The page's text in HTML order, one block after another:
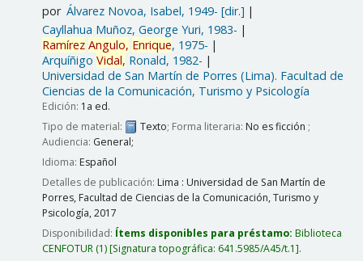
por Álvarez Novoa, Isabel, 1949- [dir.]
Cayllahua Muñoz, George Yuri, 1983-
Ramírez Angulo, Enrique, 1975-
Arquíñigo Vidal, Ronald, 1982-
Universidad de San Martín de Porres (Lima). Facultad de
Ciencias de la Comunicación, Turismo y Psicología
Edición: 1a ed.
Tipo de material:
Texto; Forma literaria: No es ficción ;
Audiencia: General;
Idioma: Español
Detalles de publicación: Lima : Universidad de San Martín de
Porres, Facultad de Ciencias de la Comunicación, Turismo y
Psicología,2017
Disponibilidad: Ítems disponibles para préstamo: Biblioteca
CENFOTUR(1) Signatura topográfica: 641.5985/A45/t.1 .